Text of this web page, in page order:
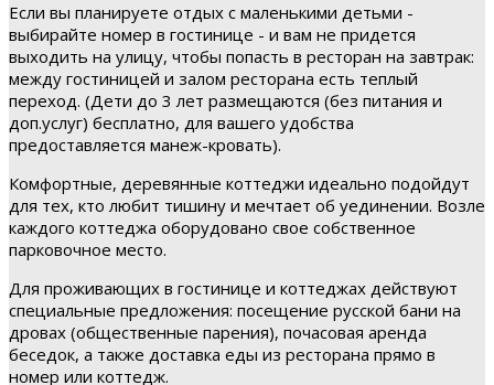
Если вы планируете отдых с маленькими детьми -
выбирайте номер в гостинице - и вам не придется
выходить на улицу, чтобы попасть в ресторан на завтрак:
между гостиницей и залом ресторана есть теплый
переход. (Дети до 3 лет размещаются (без питания и
доп.услуг) бесплатно, для вашего удобства
предоставляется манеж-кровать).
Комфортные, деревянные коттеджи идеально подойдут
для тех, кто любит тишину и мечтает об уединении. Возле
каждого коттеджа оборудовано свое собственное
парковочное место.
Для проживающих в гостинице и коттеджах действуют
специальные предложения: посещение русской бани на
дровах (общественные парения), почасовая аренда
беседок, а также доставка еды из ресторана прямо в
номер или коттедж.